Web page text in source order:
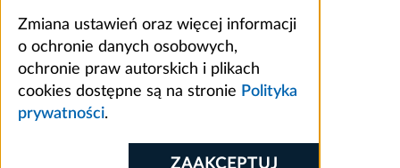
Zmiana ustawień oraz więcej informacji
o ochronie danych osobowych,
ochronie praw autorskich i plikach
cookies dostępne są na stronie Polityka
prywatności.
ZAAKCEPTUJ